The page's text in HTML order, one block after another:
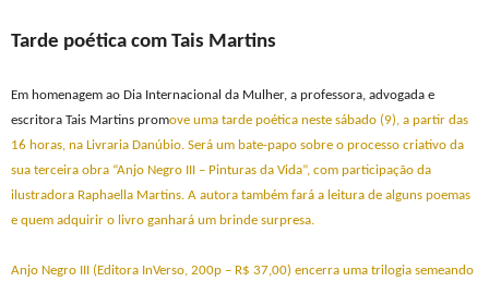
Tarde poética com Tais Martins
Em homenagem ao Dia Internacional da Mulher, a professora, advogada e
escritora Tais Martins promove uma tarde poética neste sábado (9), a partir das
16 horas, na Livraria Danúbio. Será um bate-papo sobre o processo criativo da
sua terceira obra “Anjo Negro III – Pinturas da Vida”, com participação da
ilustradora Raphaella Martins. A autora também fará a leitura de alguns poemas
e quem adquirir o livro ganhará um brinde surpresa.
Anjo Negro III (Editora InVerso, 200p – R$ 37,00) encerra uma trilogia semeando